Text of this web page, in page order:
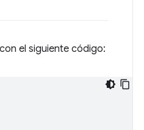
el siguiente código: